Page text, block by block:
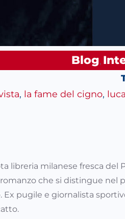
Blog,
, la fame del cigno,
libreria milanese fresca del
che si distingue nel
. Ex pugile e giornalista